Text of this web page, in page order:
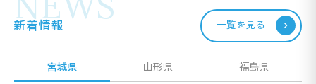
新着情報 一覧を見る
宮城県 山形県 福島県